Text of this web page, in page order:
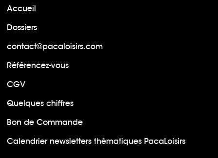
Accueil
Dossiers
contact@pacaloisirs.com
Référencez-vous
CGV
Quelques chiffres
Bon de Commande
Calendrier newsletters thèmatiques PacaLoisirs